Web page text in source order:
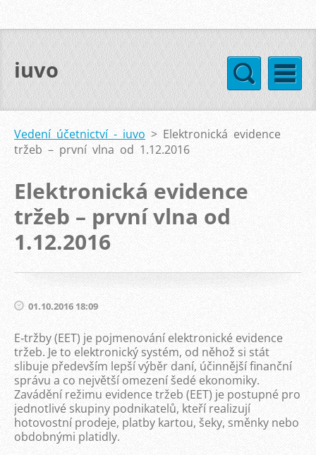
iuvo
Vedení účetnictví - iuvo > Elektronická evidence
tržeb – první vlna od 1.12.2016
Elektronická evidence
tržeb – první vlna od
1.12.2016
01.10.2016 18:09
E‑tržby (EET) je pojmenování elektronické evidence
tržeb. Je to elektronický systém, od něhož si stát
slibuje především lepší výběr daní, účinnější finanční
správu a co největší omezení šedé ekonomiky.
Zavádění režimu evidence tržeb (EET) je postupné pro
jednotlivé skupiny podnikatelů, kteří realizují
hotovostní prodeje, platby kartou, šeky, směnky nebo
obdobnými platidly.